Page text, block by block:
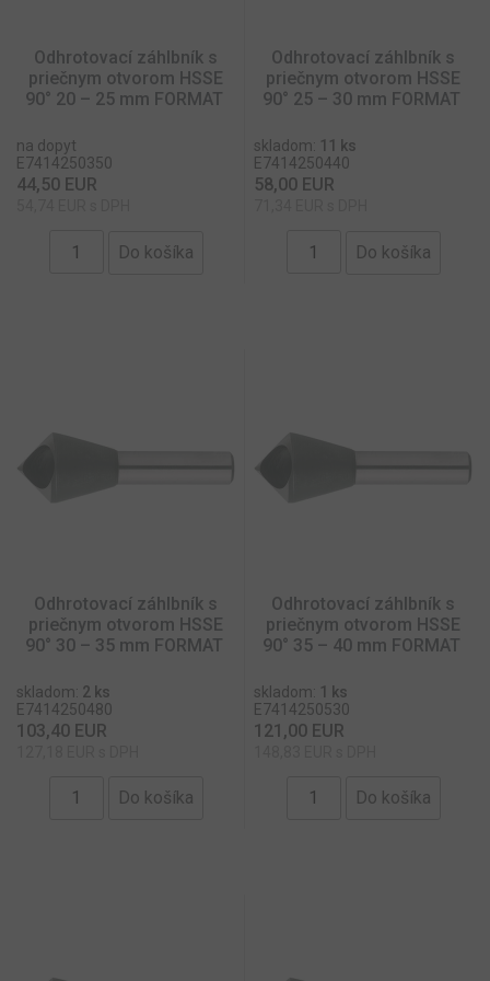
Odhrotovací záhlbník s
priečnym otvorom HSSE
90° 20 – 25 mm FORMAT
na dopyt
E7414250350
44,50 EUR
Odhrotovací záhlbník s
priečnym otvorom HSSE
90° 25 – 30 mm FORMAT
skladom: 11 ks
E7414250440
58,00 EUR
Odhrotovací záhlbník s
priečnym otvorom HSSE
90° 30 – 35 mm FORMAT
skladom: 2 ks
E7414250480
103,40 EUR
Odhrotovací záhlbník s
priečnym otvorom HSSE
90° 35 – 40 mm FORMAT
skladom: 1 ks
E7414250530
121,00 EUR
Nevyhnutne potrebné
Výkonnosť
Cielenie
Funkcie Neklasifikované
základné funkcie webovej lokality, ako prihlásenie
používateľa a správa účtu. Webová lokalita sa nedá
správne používať bez nevyhnutne potrebných
Meno Poskytovateľ/ Doména
__cmpcc formattools.eu
rok
mesiac
__cmpcc d.delivery.consentmanager.net 6 minút
toolzonesk
Privacy Policy